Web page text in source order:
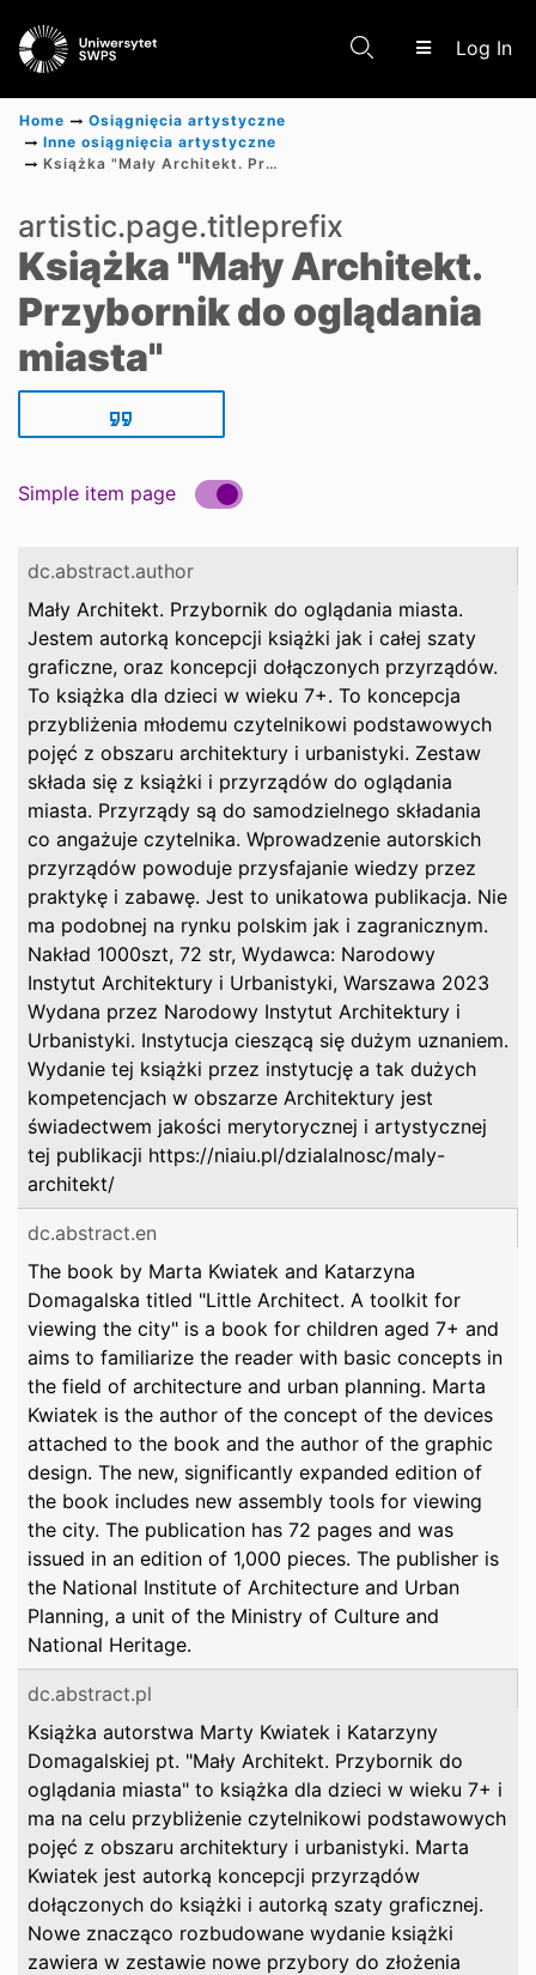
Log In
Communities & Collections
Scientific research results
Home
Osiągnięcia artystyczne
Inne osiągnięcia artystyczne
Książka "Mały Architekt. Przybornik do oglądania miasta"
artistic.page.titleprefix
Książka "Mały Architekt.
Przybornik do oglądania
miasta"
Simple item page
dc.abstract.author
Mały Architekt. Przybornik do oglądania miasta.
Jestem autorką koncepcji książki jak i całej szaty
graficzne, oraz koncepcji dołączonych przyrządów.
To książka dla dzieci w wieku 7+. To koncepcja
przybliżenia młodemu czytelnikowi podstawowych
pojęć z obszaru architektury i urbanistyki. Zestaw
składa się z książki i przyrządów do oglądania
miasta. Przyrządy są do samodzielnego składania
co angażuje czytelnika. Wprowadzenie autorskich
przyrządów powoduje przysfajanie wiedzy przez
praktykę i zabawę. Jest to unikatowa publikacja. Nie
ma podobnej na rynku polskim jak i zagranicznym.
Nakład 1000szt, 72 str, Wydawca: Narodowy
Instytut Architektury i Urbanistyki, Warszawa 2023
Wydana przez Narodowy Instytut Architektury i
Urbanistyki. Instytucja cieszącą się dużym uznaniem.
Wydanie tej książki przez instytucję a tak dużych
kompetencjach w obszarze Architektury jest
świadectwem jakości merytorycznej i artystycznej
tej publikacji https://niaiu.pl/dzialalnosc/maly-
architekt/
dc.abstract.en
The book by Marta Kwiatek and Katarzyna
Domagalska titled "Little Architect. A toolkit for
viewing the city" is a book for children aged 7+ and
aims to familiarize the reader with basic concepts in
the field of architecture and urban planning. Marta
Kwiatek is the author of the concept of the devices
attached to the book and the author of the graphic
design. The new, significantly expanded edition of
the book includes new assembly tools for viewing
the city. The publication has 72 pages and was
issued in an edition of 1,000 pieces. The publisher is
the National Institute of Architecture and Urban
Planning, a unit of the Ministry of Culture and
National Heritage.
dc.abstract.pl
Książka autorstwa Marty Kwiatek i Katarzyny
Domagalskiej pt. "Mały Architekt. Przybornik do
oglądania miasta" to książka dla dzieci w wieku 7+ i
ma na celu przybliżenie czytelnikowi podstawowych
pojęć z obszaru architektury i urbanistyki. Marta
Kwiatek jest autorką koncepcji przyrządów
dołączonych do książki i autorką szaty graficznej.
Nowe znacząco rozbudowane wydanie książki
zawiera w zestawie nowe przybory do złożenia